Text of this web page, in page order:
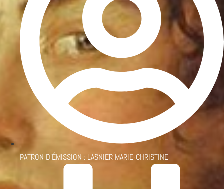
PATRON D'ÉMISSION : LASNIER MARIE-CHRISTINE